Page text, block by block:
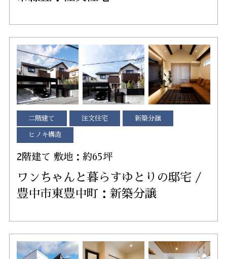
二階建て 注文住宅 新築分譲
ヒノキ構造
2階建て 敷地：約65坪
ワンちゃんと暮らすゆとりの邸宅 /
豊中市東豊中町：新築分譲